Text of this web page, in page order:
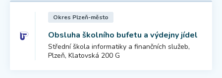
Okres Plzeň-město
Obsluha školního bufetu a výdejny jídel
Střední škola informatiky a finančních služeb,
Plzeň, Klatovská 200 G